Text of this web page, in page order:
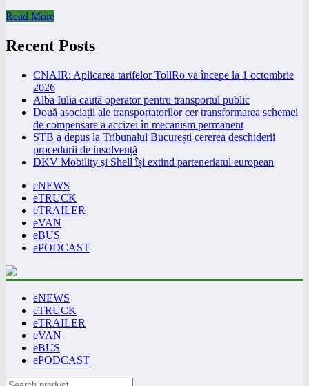
Read More
Recent Posts
CNAIR: Aplicarea tarifelor TollRo va începe la 1 octombrie
2026
Alba Iulia caută operator pentru transportul public
Două asociații ale transportatorilor cer transformarea schemei
de compensare a accizei în mecanism permanent
STB a depus la Tribunalul București cererea deschiderii
procedurii de insolvență
DKV Mobility și Shell își extind parteneriatul european
eNEWS
eTRUCK
eTRAILER
eVAN
eBUS
ePODCAST
eNEWS
eTRUCK
eTRAILER
eVAN
eBUS
ePODCAST